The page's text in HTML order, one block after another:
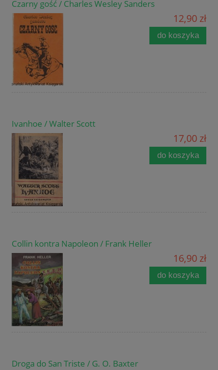
Czarny gość / Charles Wesley Sanders
12,90 zł
do koszyka
Ivanhoe / Walter Scott
17,00 zł
do koszyka
Collin kontra Napoleon / Frank Heller
16,90 zł
do koszyka
Droga do San Triste / G. O. Baxter